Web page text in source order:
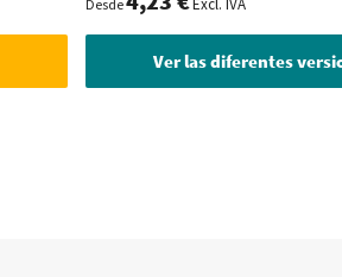
Desde Excl. IVA
Ver las diferentes